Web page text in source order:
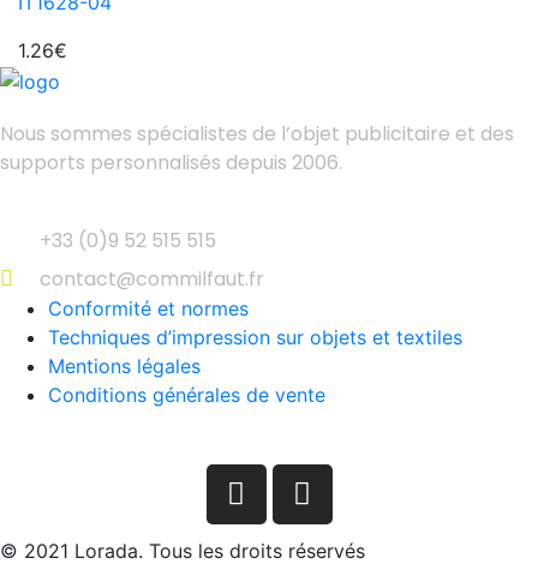
1.26€
Nous sommes spécialistes de l’objet publicitaire et des
supports personnalisés depuis 2006.
+33 (0)9 52 515 515
contact@commilfaut.fr
Conformité et normes
Techniques d’impression sur objets et textiles
Mentions légales
Conditions générales de vente
© 2021 Lorada. Tous les droits réservés